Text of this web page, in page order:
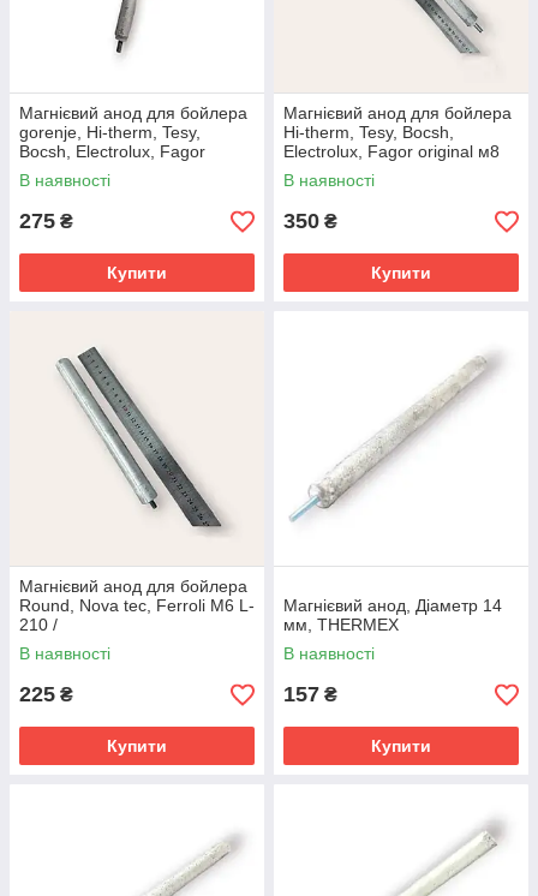
Магнієвий анод для бойлера
gorenje, Hi-therm, Tesy,
Bocsh, Electrolux, Fagor
original м8
В наявності
275 ₴
Купити
Магнієвий анод для бойлера
Hi-therm, Tesy, Bocsh,
Electrolux, Fagor original м8
В наявності
350 ₴
Купити
Магнієвий анод для бойлера
Round, Nova tec, Ferroli М6 L-
210 /
В наявності
225 ₴
Купити
Магнієвий анод, Діаметр 14
мм, THERMEX
В наявності
157 ₴
Купити